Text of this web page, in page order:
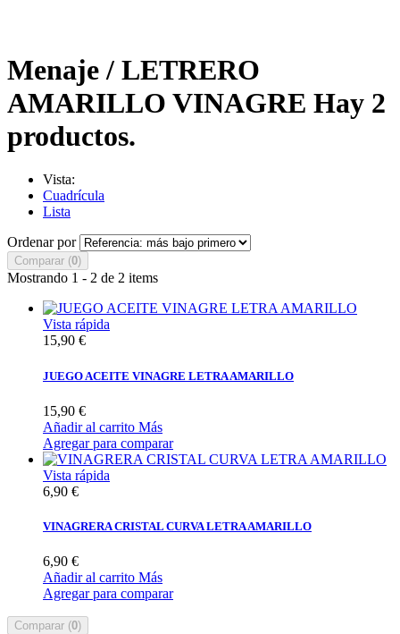
Menaje / LETRERO
AMARILLO VINAGRE Hay 2
productos.
Vista:
Cuadrícula
Lista
Ordenar por
Comparar (0)
Mostrando 1 - 2 de 2 items
Vista rápida
15,90 €
JUEGO ACEITE VINAGRE LETRA AMARILLO
15,90 €
Añadir al carrito Más
Agregar para comparar
Vista rápida
6,90 €
VINAGRERA CRISTAL CURVA LETRA AMARILLO
6,90 €
Añadir al carrito Más
Agregar para comparar
Comparar (0)